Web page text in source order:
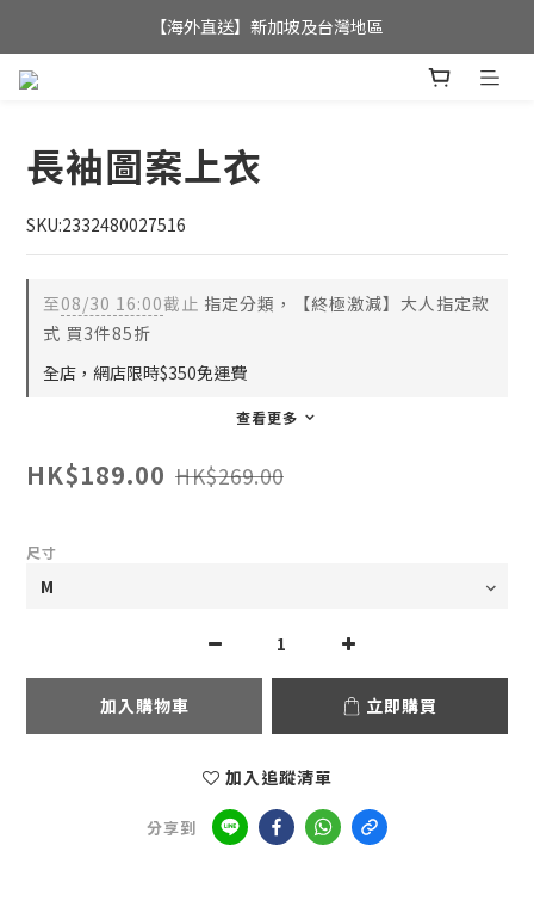
全店滿$350，即可享港澳地區免運費;
【海外直送】新加坡及台灣地區
長袖圖案上衣
SKU:2332480027516
至08/30 16:00截止 指定分類，【終極激減】大人指定款
式 買3件85折
全店，網店限時$350免運費
查看更多
HK$189.00 HK$269.00
尺寸
加入購物車 立即購買
加入追蹤清單
分享到